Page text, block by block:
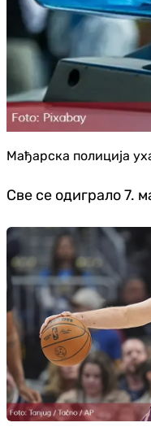
Мађарска полиција
Све се одиграло 7.